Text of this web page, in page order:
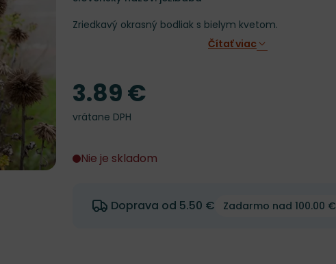
Zriedkavý okrasný bodliak s bielym kvetom.
Čítať viac
Cena
3.89 €
vrátane DPH
Nie je skladom
Doprava od 5.50 € Zadarmo nad 100.00 €